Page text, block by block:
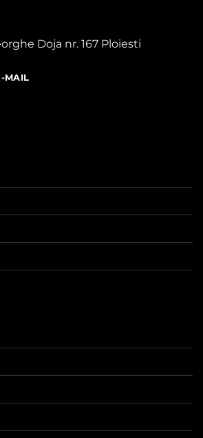
Doja nr. 167 Ploiesti
MAIL